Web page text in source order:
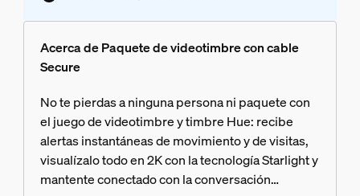
Acerca de Paquete de videotimbre con cable
Secure
No te pierdas a ninguna persona ni paquete con
el juego de videotimbre y timbre Hue: recibe
alertas instantáneas de movimiento y de visitas,
visualízalo todo en 2K con la tecnología Starlight y
mantente conectado con la conversación